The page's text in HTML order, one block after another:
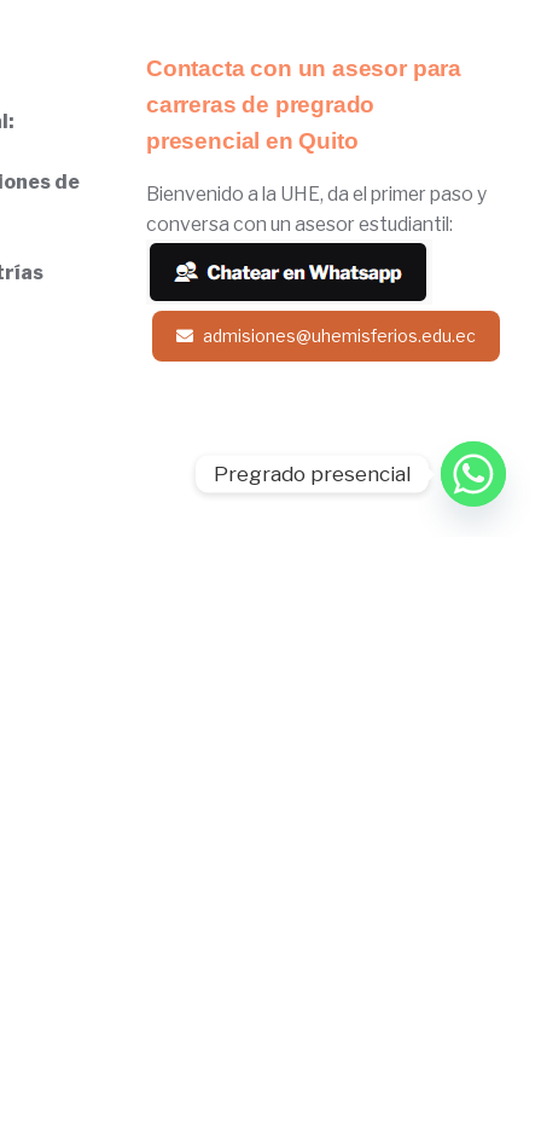
de
Contacta con un asesor para
carreras de pregrado
presencial en Quito
Bienvenido a la UHE, da el primer paso y
conversa con un asesor estudiantil:
admisiones@uhemisferios.edu.ec
Pregrado presencial